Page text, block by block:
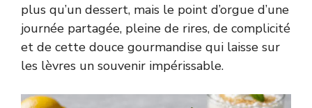
plus qu’un dessert, mais le point d’orgue d’une
journée partagée, pleine de rires, de complicité
et de cette douce gourmandise qui laisse sur
les lèvres un souvenir impérissable.